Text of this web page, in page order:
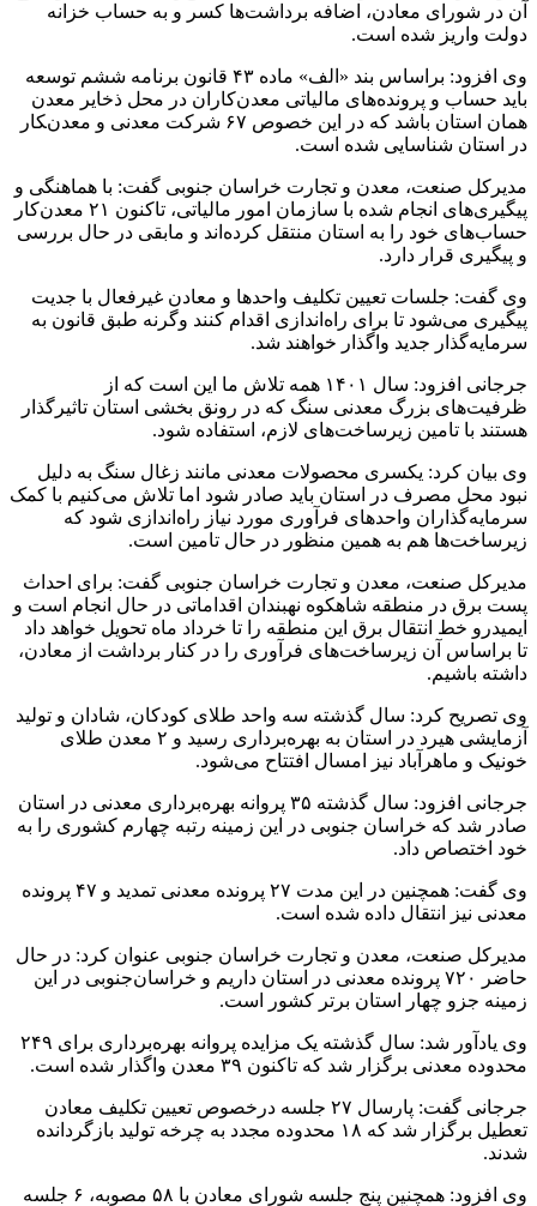
آن در شورای معادن، اضافه برداشت‌ها کسر و به حساب خزانه
دولت واریز شده است.
وی افزود: براساس بند «الف» ماده ۴۳ قانون برنامه ششم توسعه
باید حساب و پرونده‌های مالیاتی معدن‌کاران در محل ذخایر معدن
همان استان باشد که در این خصوص ۶۷ شرکت معدنی و معدن‌‍کار
در استان شناسایی شده است.
مدیرکل صنعت، معدن و تجارت خراسان جنوبی گفت: با هماهنگی و
پیگیری‌های انجام شده با سازمان امور مالیاتی، تاکنون ۲۱ معدن‌کار
حساب‌های خود را به استان منتقل کرده‌اند و مابقی در حال بررسی
و پیگیری قرار دارد.
وی گفت: جلسات تعیین تکلیف واحدها و معادن غیرفعال با جدیت
پیگیری می‌شود تا برای راه‌اندازی اقدام کنند وگرنه طبق قانون به
سرمایه‌گذار جدید واگذار خواهند شد.
جرجانی افزود: سال ۱۴۰۱ همه تلاش ما این است که از
ظرفیت‌های بزرگ معدنی سنگ که در رونق بخشی استان تاثیرگذار
هستند با تامین زیرساخت‌های لازم، استفاده شود.
وی بیان کرد: یکسری محصولات معدنی مانند زغال سنگ به دلیل
نبود محل مصرف در استان باید صادر شود اما تلاش می‌کنیم با کمک
سرمایه‌گذاران واحدهای فرآوری مورد نیاز راه‌اندازی شود که
زیرساخت‌ها هم به همین منظور در حال تامین است.
مدیرکل صنعت، معدن و تجارت خراسان جنوبی گفت: برای احداث
پست برق در منطقه شاهکوه نهبندان اقداماتی در حال انجام است و
ایمیدرو خط انتقال برق این منطقه را تا خرداد ماه تحویل خواهد داد
تا براساس آن زیرساخت‌های فرآوری را در کنار برداشت از معادن،
داشته باشیم.
وی تصریح کرد: سال گذشته سه واحد طلای کودکان، شادان و تولید
آزمایشی هیرد در استان به بهره‌برداری رسید و ۲ معدن طلای
خونیک و ماهرآباد نیز امسال افتتاح می‌شود.
جرجانی افزود: سال گذشته ۳۵ پروانه بهره‌برداری معدنی در استان
صادر شد که خراسان جنوبی در این زمینه رتبه چهارم کشوری را به
خود اختصاص داد.
وی گفت: همچنین در این مدت ۲۷ پرونده معدنی تمدید و ۴۷ پرونده
معدنی نیز انتقال داده شده است.
مدیرکل صنعت، معدن و تجارت خراسان جنوبی عنوان کرد: در حال
حاضر ۷۲۰ پرونده معدنی در استان داریم و خراسان‌جنوبی در این
زمینه جزو چهار استان برتر کشور است.
وی یادآور شد: سال گذشته یک مزایده پروانه بهره‌برداری برای ۲۴۹
محدوده معدنی برگزار شد که تاکنون ۳۹ معدن واگذار شده است.
جرجانی گفت: پارسال ۲۷ جلسه درخصوص تعیین تکلیف معادن
تعطیل برگزار شد که ۱۸ محدوده مجدد به‌ چرخه تولید بازگردانده
شدند.
وی افزود: همچنین پنج جلسه شورای معادن با ۵۸ مصوبه، ۶ جلسه